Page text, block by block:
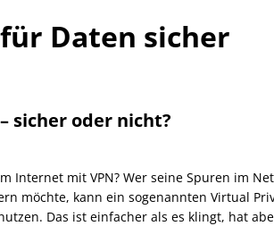
Daten sicher
sicher oder nicht?
Internet mit VPN? Wer seine Spuren im
möchte, kann ein sogenannten Virtual
Das ist einfacher als es klingt, hat